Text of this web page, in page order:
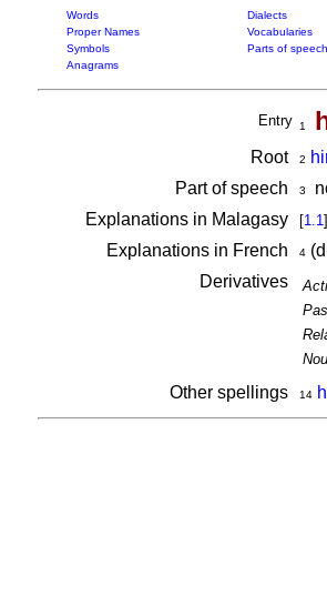
Words Dialects
Proper Names
Vocabularies
Symbols
Parts of speech
Anagrams
Entry 1
Root 2
Part of speech
3
Explanations in Malagasy
[1.1]
Explanations in French 4
Derivatives
Other spellings 14